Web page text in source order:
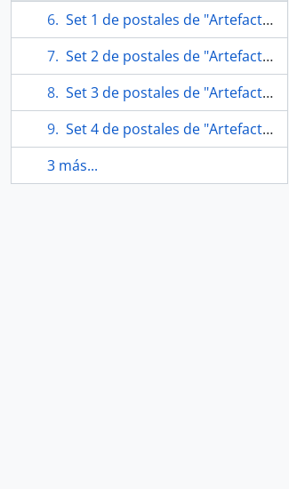
Set 1 de postales de "Artefactos"
Set 2 de postales de "Artefactos"
Set 3 de postales de "Artefactos"
Set 4 de postales de "Artefactos"
3 más...